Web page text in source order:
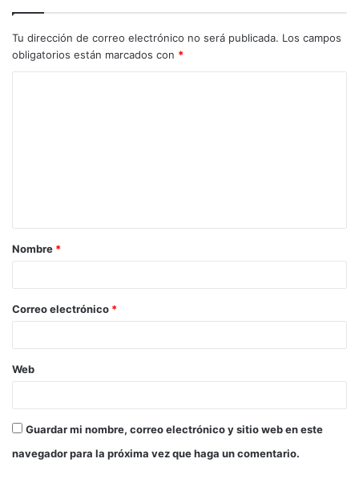
Tu dirección de correo electrónico no será publicada. Los campos
obligatorios están marcados con *
a
r
*
Nombre *
Correo electrónico *
Web
Guardar mi nombre, correo electrónico y sitio web en este
navegador para la próxima vez que haga un comentario.